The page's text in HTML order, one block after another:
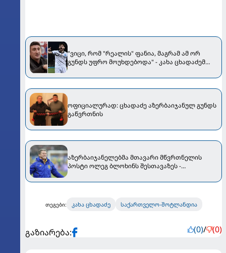
"ვიცი, რომ "რეალის" ფანია, მაგრამ ამ ორ
გუნდს უფრო მოუხდებოდა" - კახა ცხადაძემ
ოფიციალურად: ცხადაძე აზერბაიჯანულ გუნდს
გაწვრთნის
აზერბაიჯანელებმა მთავარი მწვრთნელის
პოსტი ოლეგ ბლოხინს შესთავაზეს -
თეგები: კახა ცხადაძე საქართველო-შოტლანდია
გაზიარება: (0)/ (0)